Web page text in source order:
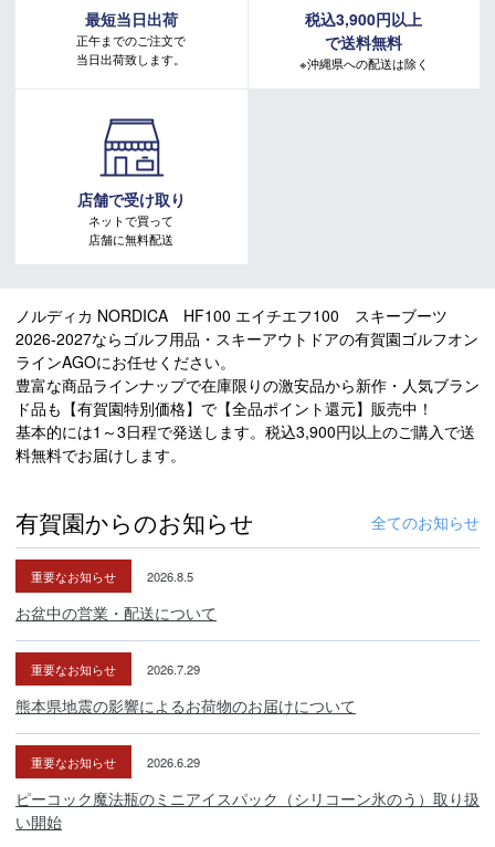
最短当日出荷
正午までのご注文で
当日出荷致します。
税込3,900円以上
で送料無料
※沖縄県への配送は除く
店舗で受け取り
ネットで買って
店舗に無料配送
ノルディカ NORDICA HF100 エイチエフ100 スキーブーツ
2026-2027ならゴルフ用品・スキーアウトドアの有賀園ゴルフオン
ラインAGOにお任せください。
豊富な商品ラインナップで在庫限りの激安品から新作・人気ブラン
ド品も【有賀園特別価格】で【全品ポイント還元】販売中！
基本的には1～3日程で発送します。税込3,900円以上のご購入で送
料無料でお届けします。
有賀園からのお知らせ 全てのお知らせ
重要なお知らせ 2026.8.5
お盆中の営業・配送について
重要なお知らせ 2026.7.29
熊本県地震の影響によるお荷物のお届けについて
重要なお知らせ 2026.6.29
ピーコック魔法瓶のミニアイスパック（シリコーン氷のう）取り扱
い開始